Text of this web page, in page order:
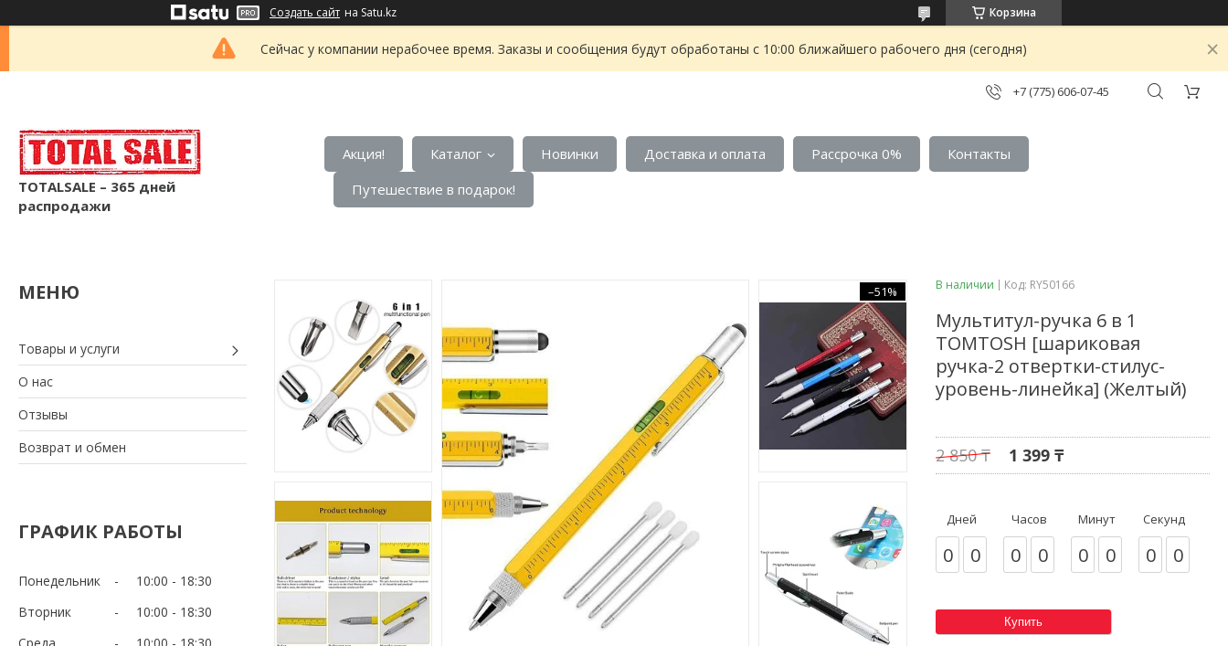
Создать сайт на Satu.kz Корзина
Сейчас у компании нерабочее время. Заказы и сообщения будут обработаны с 10:00 ближайшего рабочего дня (сегодня)
+7 (775) 606-07-45
TOTALSALE – 365 дней
распродажи
Акция! Каталог Новинки Доставка и оплата Рассрочка 0%
Контакты
Путешествие в подарок!
Товары и услуги
О нас
Отзывы
Возврат и обмен
ГРАФИК РАБОТЫ
Понедельник 10:00
18:30
Вторник
10:00
18:30
Среда
10:00
18:30
–51% В наличии Код: RY50166
Мультитул-ручка 6 в 1
TOMTOSH [шариковая
ручка-2 отвертки-стилус-
уровень-линейка] (Желтый)
2 850 ₸ 1 399 ₸
Дней
0 0
Часов
0 0
Минут
0 0
Секунд
0 0
Купить